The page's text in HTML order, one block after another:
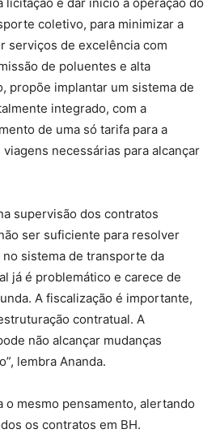
licitação e dar início à operação do
coletivo, para minimizar a
serviços de excelência com
de poluentes e alta
propõe implantar um sistema de
integrado, com a
de uma só tarifa para a
necessárias para alcançar
supervisão dos contratos
ser suficiente para resolver
sistema de transporte da
já é problemático e carece de
A fiscalização é importante,
contratual. A
não alcançar mudanças
lembra Ananda.
o mesmo pensamento, alertando
os contratos em BH.